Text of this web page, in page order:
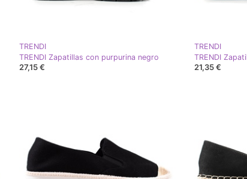
TRENDI
TRENDI Zapatillas con purpurina negro
27,15 €
TRENDI
21,35 €